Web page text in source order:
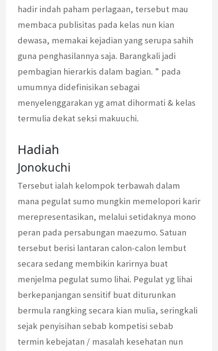
hadir indah paham perlagaan, tersebut mau
membaca publisitas pada kelas nun kian
dewasa, memakai kejadian yang serupa sahih
guna penghasilannya saja. Barangkali jadi
pembagian hierarkis dalam bagian. ” pada
umumnya didefinisikan sebagai
menyelenggarakan yg amat dihormati & kelas
termulia dekat seksi makuuchi.
Hadiah
Jonokuchi
Tersebut ialah kelompok terbawah dalam
mana pegulat sumo mungkin memelopori karir
merepresentasikan, melalui setidaknya mono
peran pada persabungan maezumo. Satuan
tersebut berisi lantaran calon-calon lembut
secara sedang membikin karirnya buat
menjelma pegulat sumo lihai. Pegulat yg lihai
berkepanjangan sensitif buat diturunkan
bermula rangking secara kian mulia, seringkali
sejak penyisihan sebab kompetisi sebab
termin kebejatan / masalah kesehatan nun